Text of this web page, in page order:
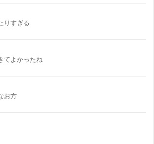
りすぎる
てよかったね
お方